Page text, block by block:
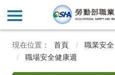
首頁 職業安全
職場安全健康週